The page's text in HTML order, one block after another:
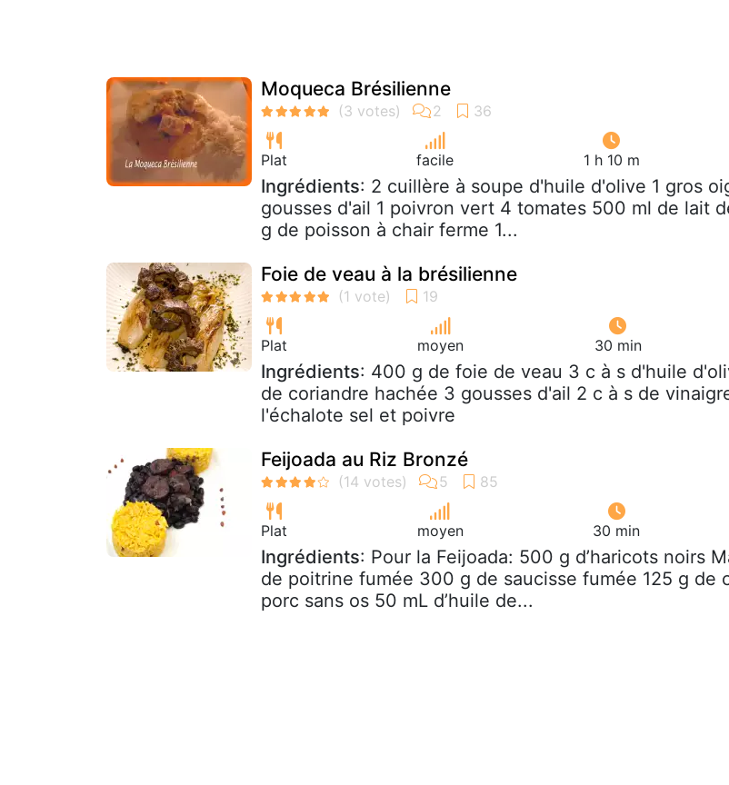
Moqueca Brésilienne
Plat facile 1 h 10 m
Ingrédients: 2 cuillère à soupe d'huile d'olive 1 gros
gousses d'ail 1 poivron vert 4 tomates 500 ml de lait
g de poisson à chair ferme 1...
Foie de veau à la brésilienne
Plat moyen 30 min
Ingrédients: 400 g de foie de veau 3 c à s d'huile
de coriandre hachée 3 gousses d'ail 2 c à s de
l'échalote sel et poivre
Feijoada au Riz Bronzé
Plat moyen 30 min
Ingrédients: Pour la Feijoada: 500 g d’haricots noirs
de poitrine fumée 300 g de saucisse fumée 125 g de
porc sans os 50 mL d’huile de...